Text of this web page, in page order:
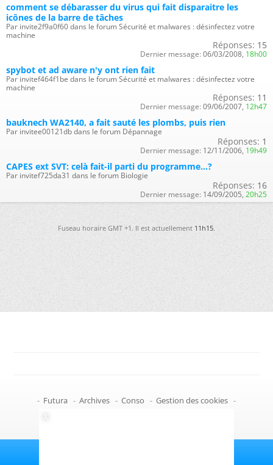
comment se débarasser du virus qui fait disparaitre les
icônes de la barre de tâches
Par invite2f9a0f60 dans le forum Sécurité et malwares : désinfectez votre
machine
Réponses: 15
Dernier message: 06/03/2008, 18h00
spybot et ad aware n'y ont rien fait
Par invitef464f1be dans le forum Sécurité et malwares : désinfectez votre
machine
Réponses: 11
Dernier message: 09/06/2007, 12h47
bauknech WA2140, a fait sauté les plombs, puis rien
Par invitee00121db dans le forum Dépannage
Réponses: 1
Dernier message: 12/11/2006, 19h49
CAPES ext SVT: celà fait-il parti du programme...?
Par invitef725da31 dans le forum Biologie
Réponses: 16
Dernier message: 14/09/2005, 20h25
Fuseau horaire GMT +1. Il est actuellement11h15.
- Futura - Archives - Conso - Gestion des cookies -